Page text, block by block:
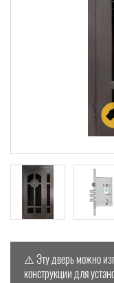
⚠️ Эту дверь можно
конструкции для